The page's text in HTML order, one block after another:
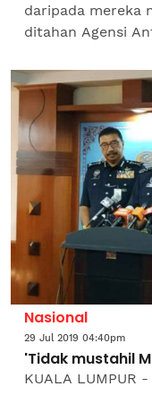
daripada mereka
ditahan Agensi
kelmarin.Ketua
Nasional
29 Jul 2019 04:40pm
'Tidak mustahil
KUALA LUMPUR